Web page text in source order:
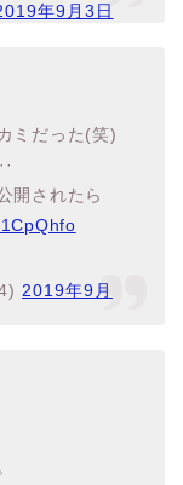
年9月3日
ミだった(笑)
開されたら
2019年9月